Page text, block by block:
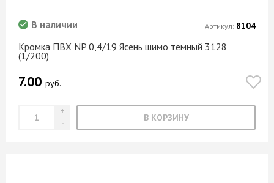
Кромка ПВХ NP 0,4/19 Ясень шимо темный 3128
(1/200)
В наличии
7.00 руб.
В КОРЗИНУ
Артикул: 8104